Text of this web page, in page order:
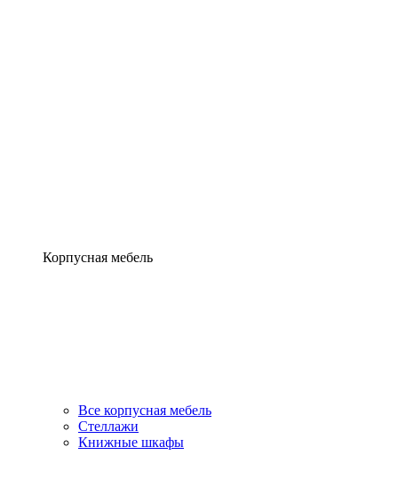
Корпусная мебель
Все корпусная мебель
Стеллажи
Книжные шкафы